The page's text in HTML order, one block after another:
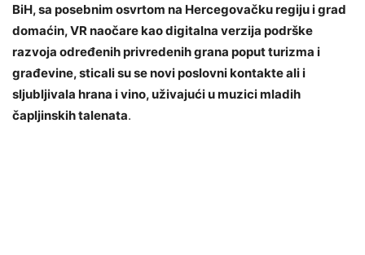
BiH, sa posebnim osvrtom na Hercegovačku regiju i grad
domaćin, VR naočare kao digitalna verzija podrške
razvoja određenih privredenih grana poput turizma i
građevine, sticali su se novi poslovni kontakte ali i
sljubljivala hrana i vino, uživajući u muzici mladih
čapljinskih talenata.